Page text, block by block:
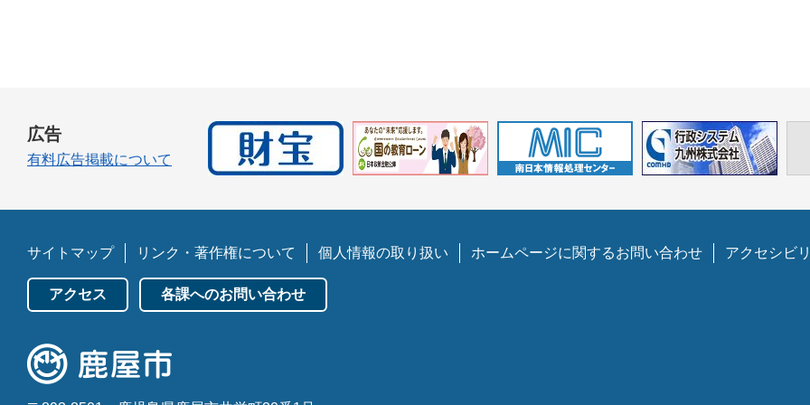
広告
有料広告掲載について
サイトマップ リンク・著作権について 個人情報の取り扱い ホームページに関するお問い合わせ アクセシビ
アクセス 各課へのお問い合わせ